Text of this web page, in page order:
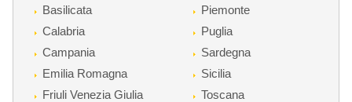
Basilicata
Calabria
Campania
Emilia Romagna
Friuli Venezia Giulia
Piemonte
Puglia
Sardegna
Sicilia
Toscana